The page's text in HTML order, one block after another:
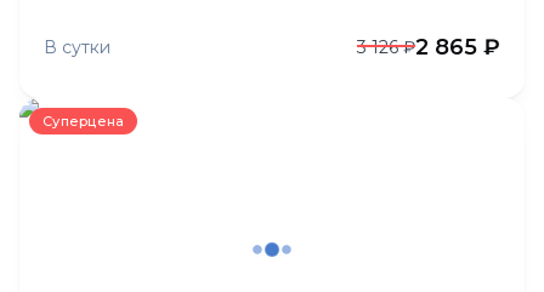
В сутки 3 126 ₽2 865 ₽
Суперцена